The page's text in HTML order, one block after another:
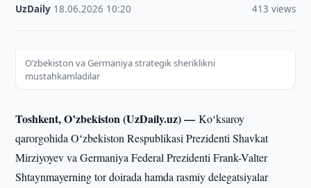
UzDaily 18.06.2026 10:20 413 views
Oʻzbekiston va Germaniya strategik sheriklikni
mustahkamladilar
Toshkent, O’zbekiston (UzDaily.uz) —Koʻksaroy
qarorgohida Oʻzbekiston Respublikasi Prezidenti Shavkat
Mirziyoyev va Germaniya Federal Prezidenti Frank-Valter
Shtaynmayerning tor doirada hamda rasmiy delegatsiyalar